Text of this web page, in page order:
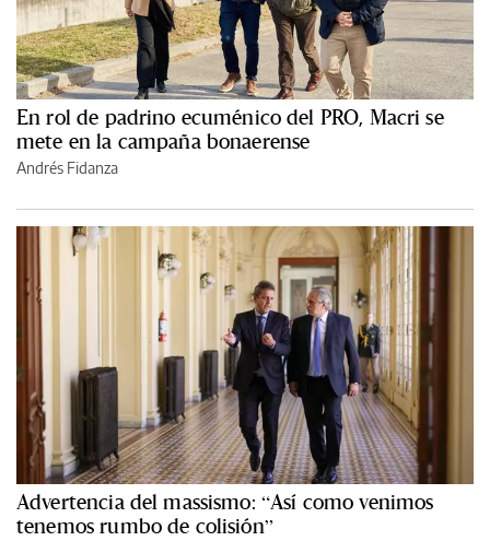
En rol de padrino ecuménico del PRO, Macri se
mete en la campaña bonaerense
Andrés Fidanza
Advertencia del massismo: “Así como venimos
tenemos rumbo de colisión”